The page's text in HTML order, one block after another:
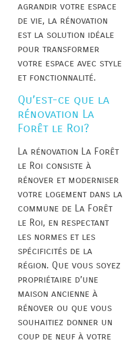
agrandir votre espace
de vie, la rénovation
est la solution idéale
pour transformer
votre espace avec style
et fonctionnalité.
Qu’est-ce que la
rénovation La
Forêt le Roi?
La rénovation La Forêt
le Roi consiste à
rénover et moderniser
votre logement dans la
commune de La Forêt
le Roi, en respectant
les normes et les
spécificités de la
région. Que vous soyez
propriétaire d’une
maison ancienne à
rénover ou que vous
souhaitiez donner un
coup de neuf à votre